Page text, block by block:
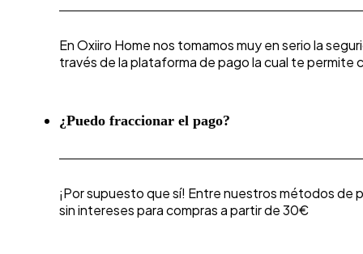
En Oxiiro Home nos tomamos muy en serio la
través de la plataforma de pago la cual te
¿Puedo fraccionar el pago?
¡Por supuesto que sí! Entre nuestros métodos de
sin intereses para compras a partir de 30€